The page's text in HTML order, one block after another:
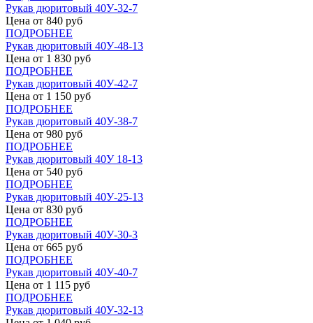
Рукав дюритовый 40У-32-7
Цена от 840 руб
ПОДРОБНЕЕ
Рукав дюритовый 40У-48-13
Цена от 1 830 руб
ПОДРОБНЕЕ
Рукав дюритовый 40У-42-7
Цена от 1 150 руб
ПОДРОБНЕЕ
Рукав дюритовый 40У-38-7
Цена от 980 руб
ПОДРОБНЕЕ
Рукав дюритовый 40У 18-13
Цена от 540 руб
ПОДРОБНЕЕ
Рукав дюритовый 40У-25-13
Цена от 830 руб
ПОДРОБНЕЕ
Рукав дюритовый 40У-30-3
Цена от 665 руб
ПОДРОБНЕЕ
Рукав дюритовый 40У-40-7
Цена от 1 115 руб
ПОДРОБНЕЕ
Рукав дюритовый 40У-32-13